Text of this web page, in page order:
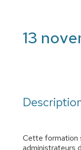
13
Cette formation
administrateurs